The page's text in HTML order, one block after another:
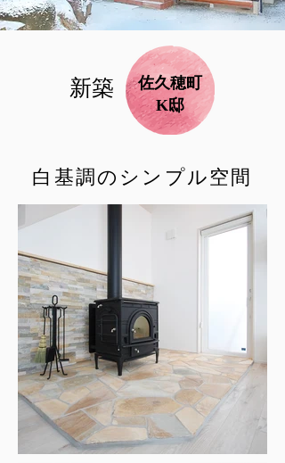
佐久穂町
​K邸
新築
白基調の シンプル空間